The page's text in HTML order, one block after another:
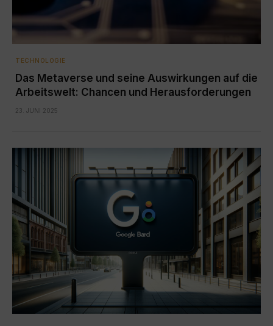
TECHNOLOGIE
Das Metaverse und seine Auswirkungen auf die
Arbeitswelt: Chancen und Herausforderungen
23. JUNI 2025